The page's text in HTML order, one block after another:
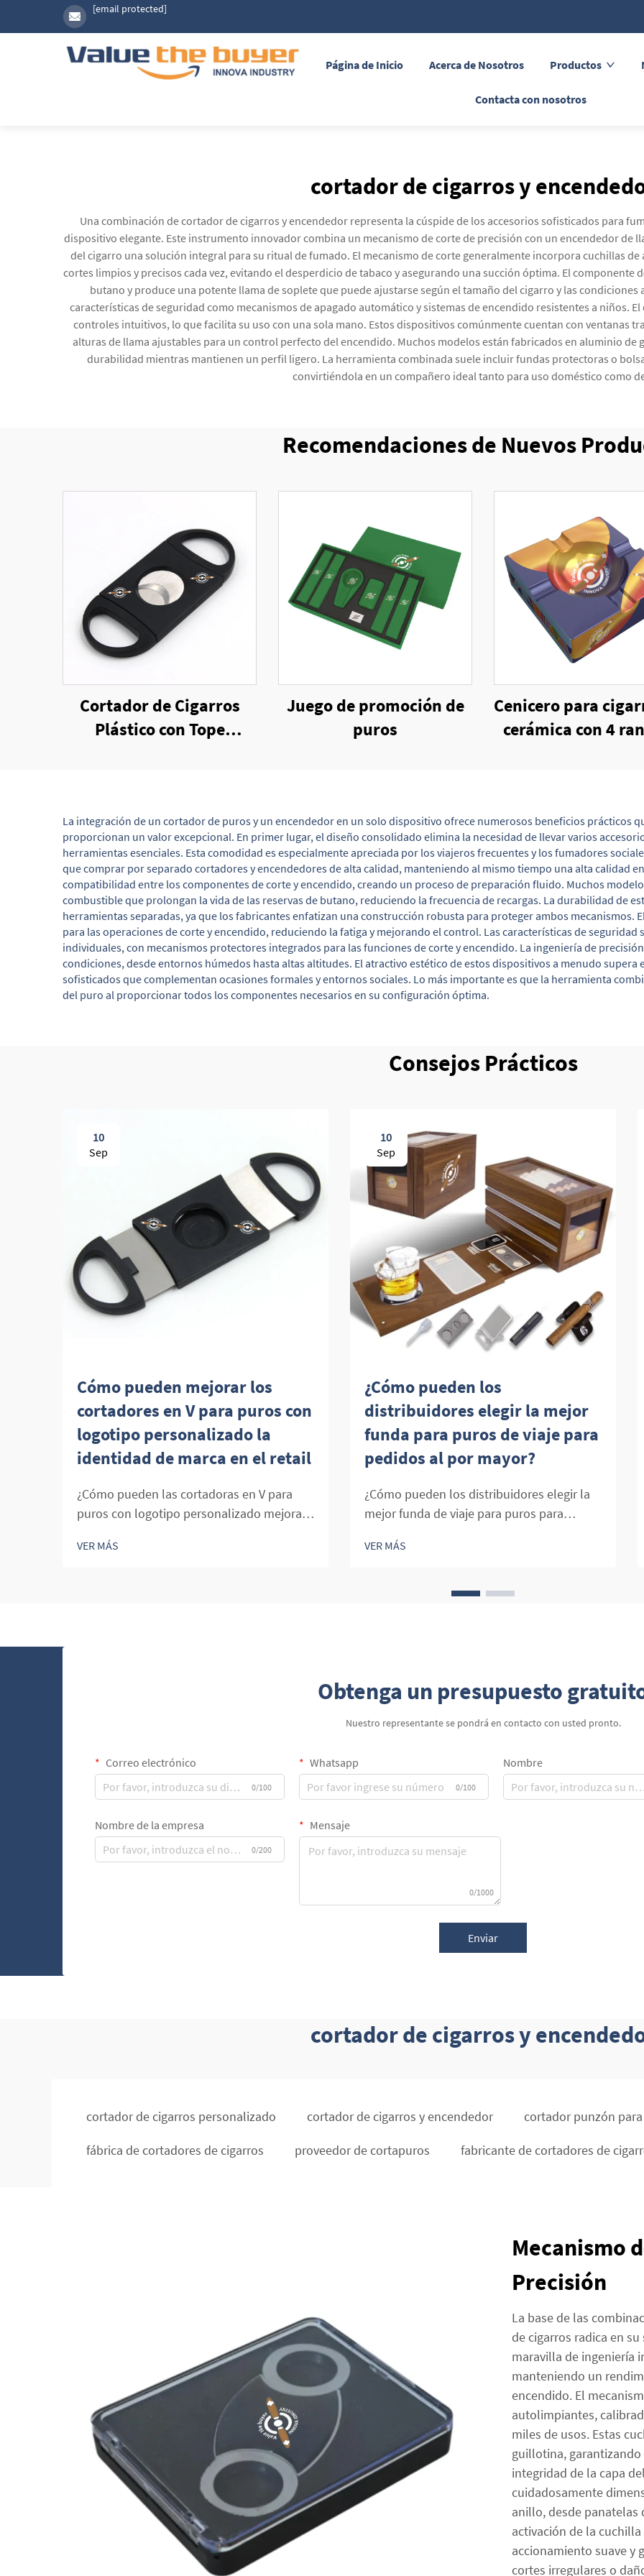
[email protected]
Página de Inicio Acerca de Nosotros Productos
Contacta con nosotros
cortador de cigarros y
Una combinación de cortador de cigarros y encendedor representa la cúspide de los accesorios sofisticados para
dispositivo elegante. Este instrumento innovador combina un mecanismo de corte de precisión con un encendedor de
del cigarro una solución integral para su ritual de fumado. El mecanismo de corte generalmente incorpora cuchillas
cortes limpios y precisos cada vez, evitando el desperdicio de tabaco y asegurando una succión óptima. El
butano y produce una potente llama de soplete que puede ajustarse según el tamaño del cigarro y las
características de seguridad como mecanismos de apagado automático y sistemas de encendido resistentes a niños.
controles intuitivos, lo que facilita su uso con una sola mano. Estos dispositivos comúnmente cuentan con ventanas
alturas de llama ajustables para un control perfecto del encendido. Muchos modelos están fabricados en aluminio
durabilidad mientras mantienen un perfil ligero. La herramienta combinada suele incluir fundas protectoras o
convirtiéndola en un compañero ideal tanto para uso doméstico como
Recomendaciones de Nuevos
Cortador de Cigarros
Plástico con Tope
Juego de promoción de
puros
Cenicero para
cerámica con 4
La integración de un cortador de puros y un encendedor en un solo dispositivo ofrece numerosos beneficios prácticos
proporcionan un valor excepcional. En primer lugar, el diseño consolidado elimina la necesidad de llevar varios
herramientas esenciales. Esta comodidad es especialmente apreciada por los viajeros frecuentes y los fumadores
que comprar por separado cortadores y encendedores de alta calidad, manteniendo al mismo tiempo una alta calidad
compatibilidad entre los componentes de corte y encendido, creando un proceso de preparación fluido. Muchos
combustible que prolongan la vida de las reservas de butano, reduciendo la frecuencia de recargas. La durabilidad de
herramientas separadas, ya que los fabricantes enfatizan una construcción robusta para proteger ambos mecanismos.
para las operaciones de corte y encendido, reduciendo la fatiga y mejorando el control. Las características de
individuales, con mecanismos protectores integrados para las funciones de corte y encendido. La ingeniería de
condiciones, desde entornos húmedos hasta altas altitudes. El atractivo estético de estos dispositivos a menudo supera
sofisticados que complementan ocasiones formales y entornos sociales. Lo más importante es que la herramienta
del puro al proporcionar todos los componentes necesarios en su configuración óptima.
Consejos Prácticos
10
Sep
Cómo pueden mejorar los
cortadores en V para puros con
logotipo personalizado la
identidad de marca en el retail
¿Cómo pueden las cortadoras en V para
puros con logotipo personalizado mejorar
competitivo mundo del retail, diferenciar tu
VER MÁS
10
Sep
¿Cómo pueden los
distribuidores elegir la mejor
funda para puros de viaje para
pedidos al por mayor?
¿Cómo pueden los distribuidores elegir la
mejor funda de viaje para puros para
la distribución de accesorios para puros,
el inventario de un minorista es la funda de
VER MÁS
Obtenga un presupuesto
Nuestro representante se pondrá en contacto con usted pronto.
Correo electrónico
0/100
Whatsapp
0/100
Nombre
Nombre de la empresa
0/200
Mensaje
0/1000
Enviar
cortador de cigarros y
cortador de cigarros personalizado cortador de cigarros y encendedor cortador punzón
fábrica de cortadores de cigarros proveedor de cortapuros fabricante de cortadores de
Mecanismo
Precisión
La base de las
de cigarros radica en
maravilla de ingeniería
manteniendo un
encendido. El
autolimpiantes,
miles de usos. Estas
guillotina,
integridad de la capa
cuidadosamente
anillo, desde panatelas
activación de la
accionamiento suave y
cortes irregulares o